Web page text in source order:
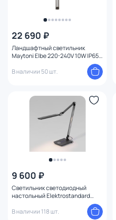
22 690 ₽
Ландшафтный светильник
Maytoni Elbe 220-240V 10W IP65
В наличии 50 шт.
9 600 ₽
Светильник светодиодный
настольный Elektrostandard
В наличии 118 шт.